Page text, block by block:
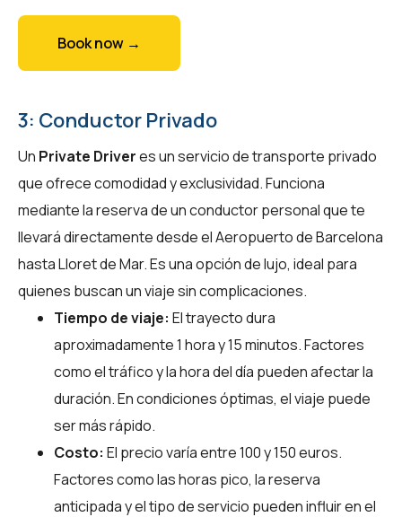
Book now →
3: Conductor Privado
Un Private Driveres un servicio de transporte privado
que ofrece comodidad y exclusividad. Funciona
mediante la reserva de un conductor personal que te
llevará directamente desde el Aeropuerto de Barcelona
hasta Lloret de Mar. Es una opción de lujo, ideal para
quienes buscan un viaje sin complicaciones.
Tiempo de viaje: El trayecto dura
aproximadamente 1 hora y 15 minutos. Factores
como el tráfico y la hora del día pueden afectar la
duración. En condiciones óptimas, el viaje puede
ser más rápido.
Costo: El precio varía entre 100 y 150 euros.
Factores como las horas pico, la reserva
anticipada y el tipo de servicio pueden influir en el